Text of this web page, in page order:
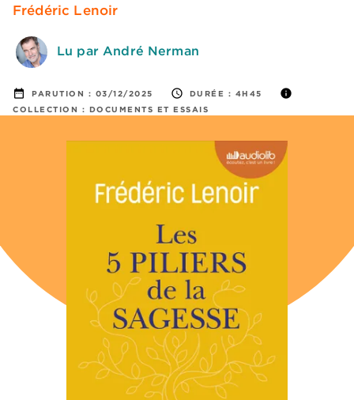
Frédéric Lenoir
Lu par André Nerman
date_range PARUTION : 03/12/2025 access_time DURÉE : 4H45 info
COLLECTION : DOCUMENTS ET ESSAIS